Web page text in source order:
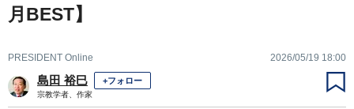
月BEST】
PRESIDENT Online 2026/05/19 18:00
島田 裕巳 +フォロー
宗教学者、作家